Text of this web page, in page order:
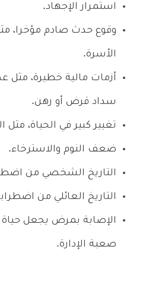
استمرار الإجهاد.
وقوع حدث صادم مؤخرا،
الأسرة.
أزمات مالية خطيرة، مثل
سداد قرض أو رهن.
تغيير كبير في الحياة، مثل
ضعف النوم والاسترخاء.
التاريخ الشخصي من
التاريخ العائلي من
الإصابة بمرض يجعل حياة
صعبة الإدارة.